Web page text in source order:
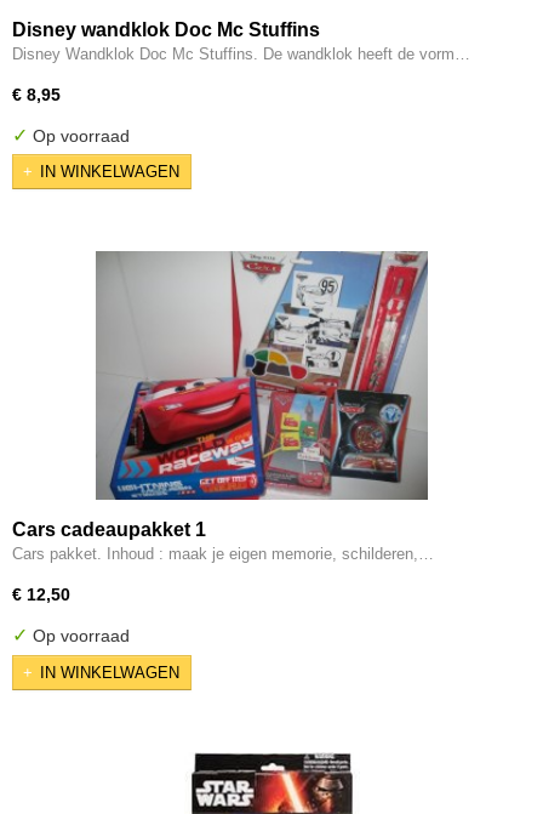
Disney wandklok Doc Mc Stuffins
Disney Wandklok Doc Mc Stuffins. De wandklok heeft de vorm…
€ 8,95
✓ Op voorraad
IN WINKELWAGEN
Cars cadeaupakket 1
Cars pakket. Inhoud : maak je eigen memorie, schilderen,…
€ 12,50
✓ Op voorraad
IN WINKELWAGEN